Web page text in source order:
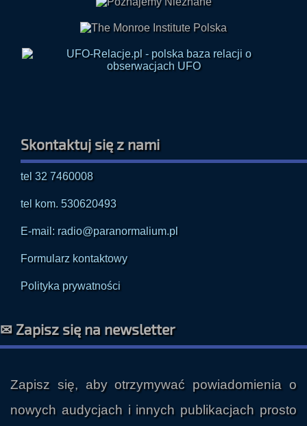
Skontaktuj się z nami
tel 32 7460008
tel kom. 530620493
E-mail: radio@paranormalium.pl
Formularz kontaktowy
Polityka prywatności
✉ Zapisz się na newsletter
Zapisz się, aby otrzymywać powiadomienia o
nowych audycjach i innych publikacjach prosto